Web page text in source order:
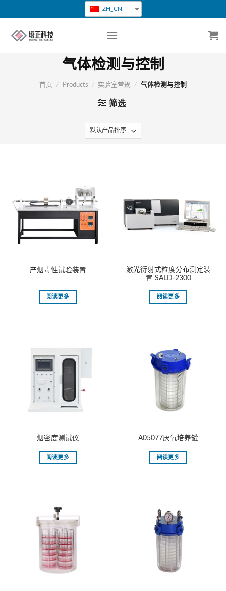
转
ZH_CN
气体检测与控制
首页 / Products / 实验室常规 / 气体检测与控制
筛选
产烟毒性试验装置
阅读更多
激光衍射式粒度分布测定装
置 SALD-2300
阅读更多
烟密度测试仪
阅读更多
A05077厌氧培养罐
阅读更多